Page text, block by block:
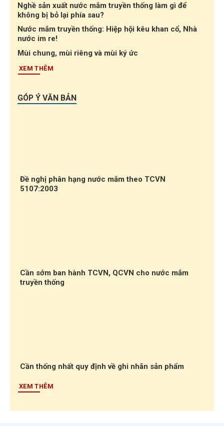
Nghề sản xuất nước mắm truyền thống làm gì để
không bị bỏ lại phía sau?
Nước mắm truyền thống: Hiệp hội kêu khan cổ, Nhà
nước im re!
Mùi chung, mùi riêng và mùi ký ức
XEM THÊM
GÓP Ý VĂN BẢN
Đề nghị phân hạng nước mắm theo TCVN
5107:2003
Cần sớm ban hành TCVN, QCVN cho nước mắm
truyền thống
Cần thống nhất quy định về ghi nhãn sản phẩm
XEM THÊM